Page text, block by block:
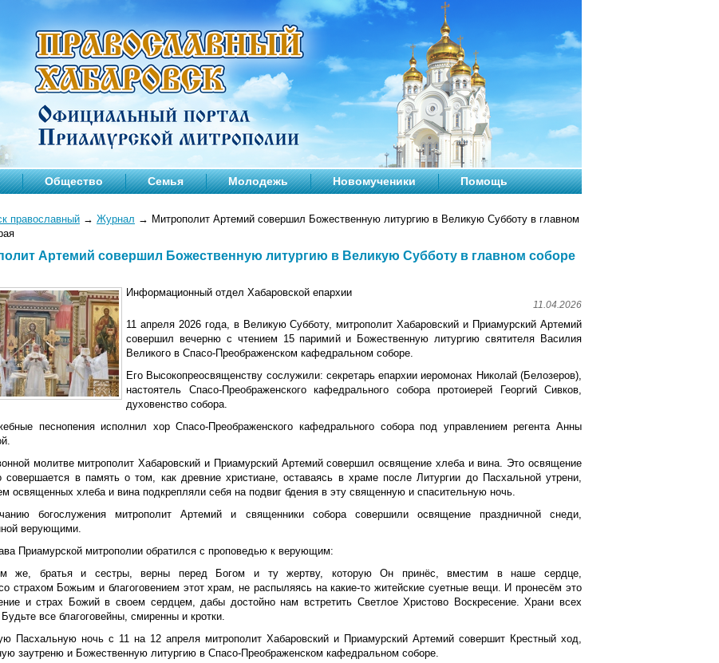
Общество Семья Молодежь Новомученики Помощь
православный → Журнал → Митрополит Артемий совершил Божественную литургию в Великую Субботу в главном
Артемий совершил Божественную литургию в Великую Субботу в главном соборе
Информационный отдел Хабаровской епархии
11.04.2026
11 апреля 2026 года, в Великую Субботу, митрополит Хабаровский и Приамурский Артемий
совершил вечерню с чтением 15 паримий и Божественную литургию святителя Василия
Великого в Спасо-Преображенском кафедральном соборе.
Его Высокопреосвященству сослужили: секретарь епархии иеромонах Николай (Белозеров),
настоятель Спасо-Преображенского кафедрального собора протоиерей Георгий Сивков,
духовенство собора.
песнопения исполнил хор Спасо-Преображенского кафедрального собора под управлением регента Анны
молитве митрополит Хабаровский и Приамурский Артемий совершил освящение хлеба и вина. Это освящение
совершается в память о том, как древние христиане, оставаясь в храме после Литургии до Пасхальной утрени,
освященных хлеба и вина подкрепляли себя на подвиг бдения в эту священную и спасительную ночь.
богослужения митрополит Артемий и священники собора совершили освящение праздничной снеди,
верующими.
Приамурской митрополии обратился с проповедью к верующим:
же, братья и сестры, верны перед Богом и ту жертву, которую Он принёс, вместим в наше сердце,
страхом Божьим и благоговением этот храм, не распыляясь на какие-то житейские суетные вещи. И пронесём это
и страх Божий в своем сердцем, дабы достойно нам встретить Светлое Христово Воскресение. Храни всех
все благоговейны, смиренны и кротки.
Пасхальную ночь с 11 на 12 апреля митрополит Хабаровский и Приамурский Артемий совершит Крестный ход,
заутреню и Божественную литургию в Спасо-Преображенском кафедральном соборе.